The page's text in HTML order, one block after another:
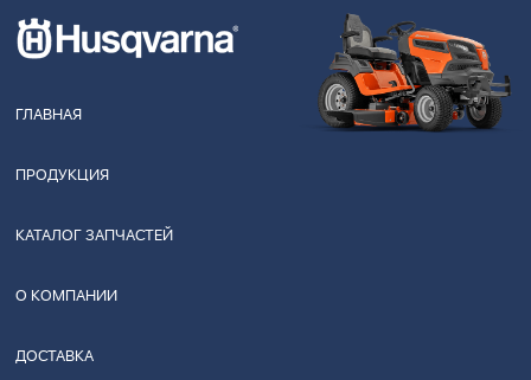
ГЛАВНАЯ
ПРОДУКЦИЯ
КАТАЛОГ ЗАПЧАСТЕЙ
О КОМПАНИИ
ДОСТАВКА